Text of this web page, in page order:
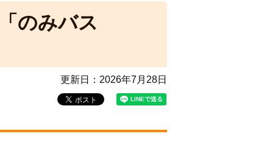
のみバス
更新日： 2026年7月28日